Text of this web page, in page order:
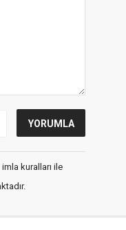
kuralları ile